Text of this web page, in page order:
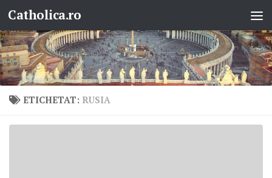
Skip to content
Catholica.ro
ETICHETAT: RUSIA